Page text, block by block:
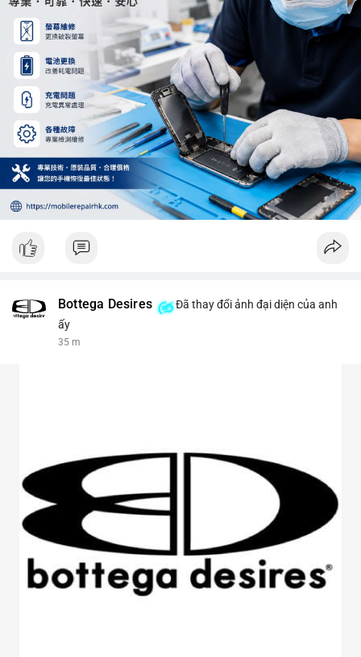
trung trong 24 giờ tới.
#12dot29btc #vilanh #tichluydaihan #phienau #btcmempool
Bottega Desires
Đã thay đổi ảnh đại diện của anh
ấy
35 m